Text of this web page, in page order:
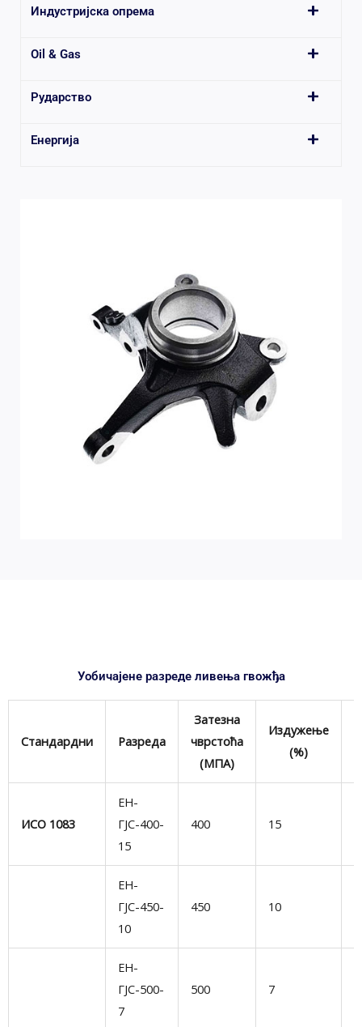
Индустријска опрема
Oil & Gas
Рударство
Енергија
Уобичајене разреде ливења гвожђа
Стандардни Разреда
Затезна
чврстоћа
(МПА)
Издужење
(%)
ИСО 1083
ЕН-
ГЈС-400-
15
400 15
ЕН-
ГЈС-450-
10
450 10
ЕН-
ГЈС-500-
7
500 7